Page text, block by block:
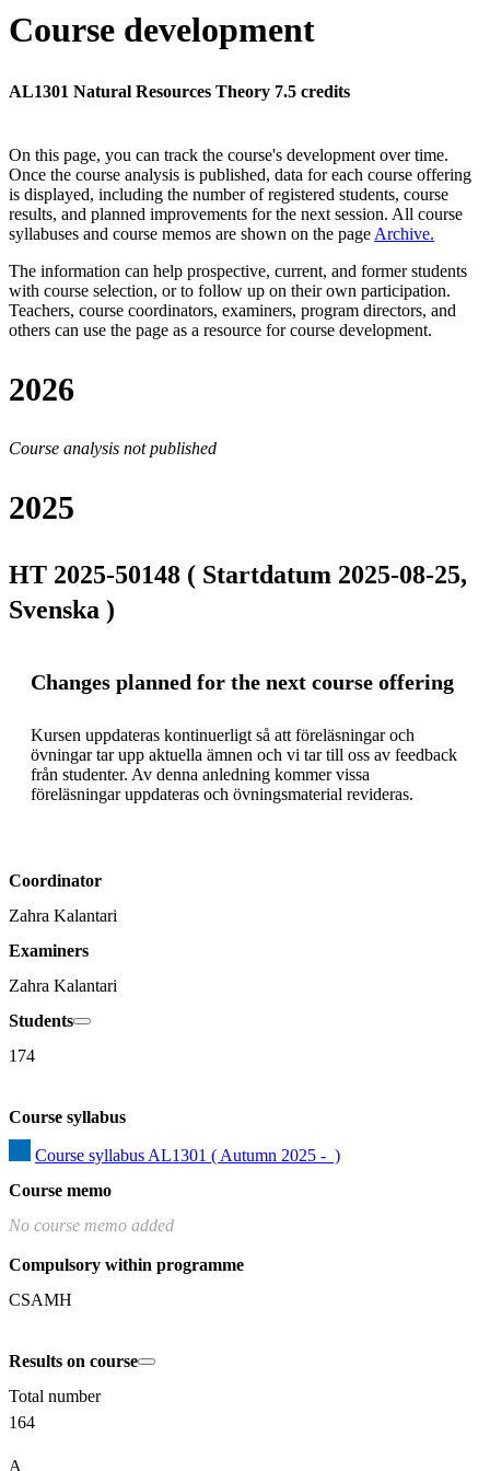
Course development
AL1301 Natural Resources Theory 7.5 credits
On this page, you can track the course's development over time.
Once the course analysis is published, data for each course offering
is displayed, including the number of registered students, course
results, and planned improvements for the next session. All course
syllabuses and course memos are shown on the page Archive.
The information can help prospective, current, and former students
with course selection, or to follow up on their own participation.
Teachers, course coordinators, examiners, program directors, and
others can use the page as a resource for course development.
2026
Course analysis not published
2025
HT 2025-50148 ( Startdatum 2025-08-25,
Svenska )
Changes planned for the next course offering
Kursen uppdateras kontinuerligt så att föreläsningar och
övningar tar upp aktuella ämnen och vi tar till oss av feedback
från studenter. Av denna anledning kommer vissa
föreläsningar uppdateras och övningsmaterial revideras.
Coordinator
Zahra Kalantari
Examiners
Zahra Kalantari
Students
174
Course syllabus
Course syllabus AL1301 ( Autumn 2025 -  )
Course memo
No course memo added
Compulsory within programme
CSAMH
Results on course
Total number
164
A